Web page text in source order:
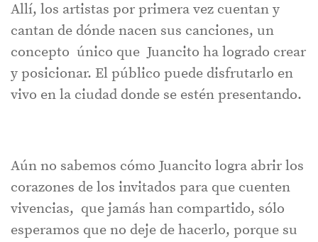
Allí, los artistas por primera vez cuentan y
cantan de dónde nacen sus canciones, un
concepto único que Juancito ha logrado crear
y posicionar. El público puede disfrutarlo en
vivo en la ciudad donde se estén presentando.
Aún no sabemos cómo Juancito logra abrir los
corazones de los invitados para que cuenten
vivencias, que jamás han compartido, sólo
esperamos que no deje de hacerlo, porque su